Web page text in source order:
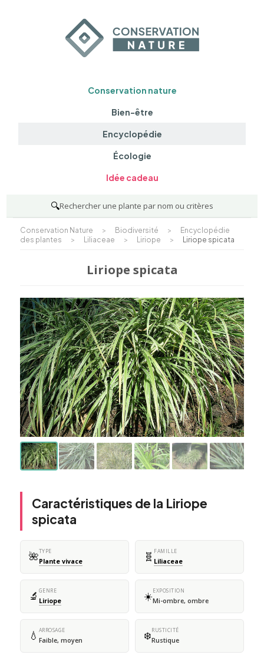
Conservation nature
Bien-être
Encyclopédie
Écologie
Idée cadeau
🔍Rechercher une plante par nom ou critères
Conservation Nature > Biodiversité >
Encyclopédie
des plantes
> Liliaceae > Liriope > Liriope spicata
Liriope spicata
Caractéristiques de la Liriope
spicata
🌺TYPE
Plante vivace 🧬 FAMILLE
Liliaceae
🔬 GENRE
Liriope ☀️EXPOSITION
Mi-ombre, ombre
💧 ARROSAGE
Faible, moyen ❄️RUSTICITÉ
Rustique